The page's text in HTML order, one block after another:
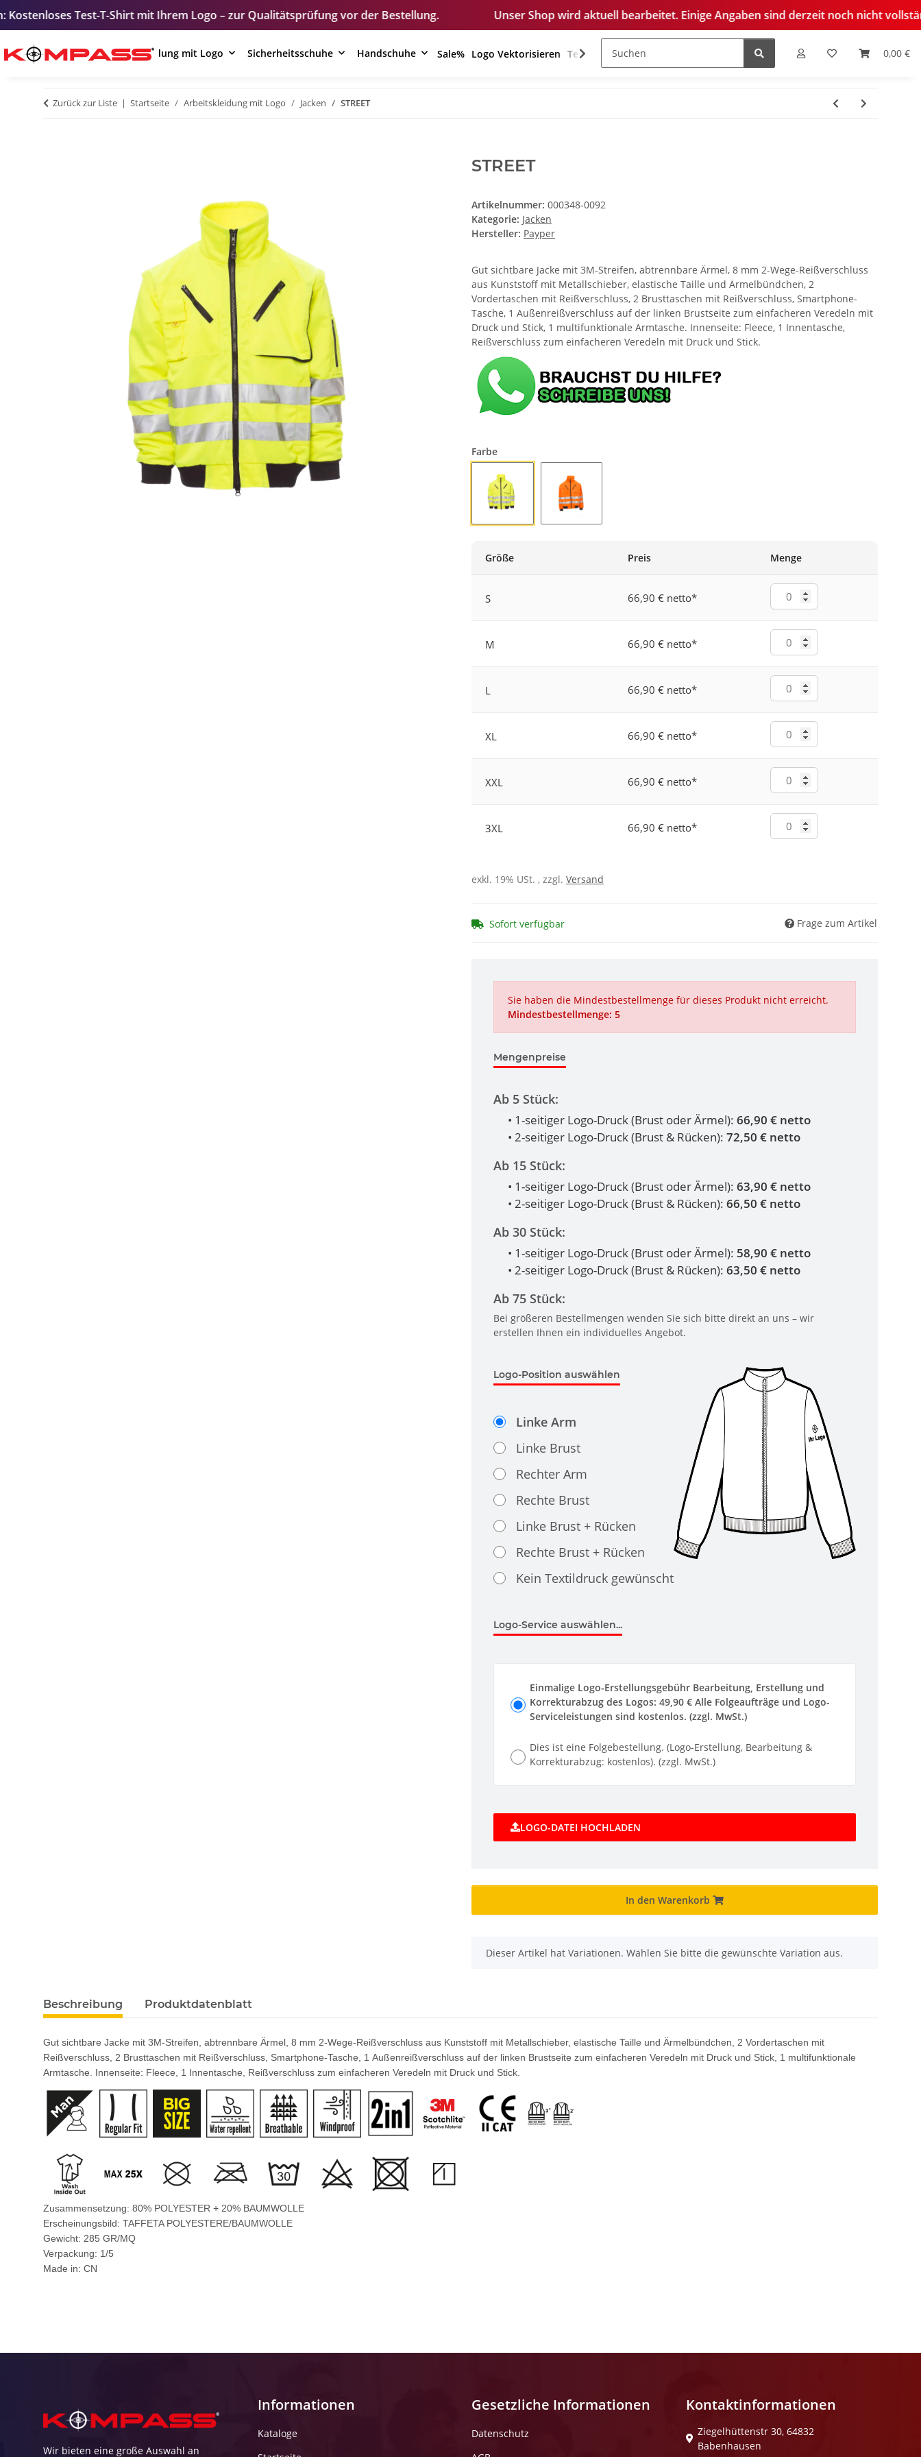
T-Shirt mit Ihrem Logo – zur Qualitätsprüfung vor der Bestellung. Unser Shop wird aktuell bearbeitet. Einige Angaben sind derzeit noch nicht vollständig oder
0,00 €
Arbeitskleidung mit Logo Sicherheitsschuhe Handschuhe Sale% Logo Vektorisieren Textilveredelung
Zurück zur Liste Startseite Arbeitskleidung mit Logo Jacken STREET
STREET
Artikelnummer: 000348-0092
Kategorie: Jacken
Hersteller: Payper
Gut sichtbare Jacke mit 3M-Streifen, abtrennbare Ärmel, 8 mm 2-Wege-Reißverschluss
aus Kunststoff mit Metallschieber, elastische Taille und Ärmelbündchen, 2
Vordertaschen mit Reißverschluss, 2 Brusttaschen mit Reißverschluss, Smartphone-
Tasche, 1 Außenreißverschluss auf der linken Brustseite zum einfacheren Veredeln mit
Druck und Stick, 1 multifunktionale Armtasche. Innenseite: Fleece, 1 Innentasche,
Reißverschluss zum einfacheren Veredeln mit Druck und Stick.
Farbe
FLUOGELB
Größe Preis Menge
S 66,90 € netto*
M 66,90 € netto*
L 66,90 € netto*
XL 66,90 € netto*
XXL 66,90 € netto*
3XL 66,90 € netto*
exkl. 19% USt. , zzgl. Versand
Sofort verfügbar Frage zum Artikel
Sie haben die Mindestbestellmenge für dieses Produkt nicht erreicht.
Mindestbestellmenge: 5
Mengenpreise
Ab 5 Stück:
• 1-seitiger Logo-Druck (Brust oder Ärmel): 66,90 € netto
• 2-seitiger Logo-Druck (Brust & Rücken): 72,50 € netto
Ab 15 Stück:
• 1-seitiger Logo-Druck (Brust oder Ärmel): 63,90 € netto
• 2-seitiger Logo-Druck (Brust & Rücken): 66,50 € netto
Ab 30 Stück:
• 1-seitiger Logo-Druck (Brust oder Ärmel): 58,90 € netto
• 2-seitiger Logo-Druck (Brust & Rücken): 63,50 € netto
Ab 75 Stück:
Bei größeren Bestellmengen wenden Sie sich bitte direkt an uns – wir
erstellen Ihnen ein individuelles Angebot.
Logo-Position auswählen
Linke Arm
Linke Brust
Rechter Arm
Rechte Brust
Linke Brust + Rücken
Rechte Brust + Rücken
Kein Textildruck gewünscht
Logo-Service auswählen...
Einmalige Logo-Erstellungsgebühr Bearbeitung, Erstellung und
Korrekturabzug des Logos: 49,90 € Alle Folgeaufträge und Logo-
Serviceleistungen sind kostenlos. (zzgl. MwSt.)
Dies ist eine Folgebestellung. (Logo-Erstellung, Bearbeitung &
Korrekturabzug: kostenlos). (zzgl. MwSt.)
LOGO-DATEI HOCHLADEN
In den Warenkorb
x
Dieser Artikel hat Variationen. Wählen Sie bitte die gewünschte Variation aus.
Beschreibung Produktdatenblatt
Gut sichtbare Jacke mit 3M-Streifen, abtrennbare Ärmel, 8 mm 2-Wege-Reißverschluss aus Kunststoff mit Metallschieber, elastische Taille und Ärmelbündchen, 2 Vordertaschen mit
Reißverschluss, 2 Brusttaschen mit Reißverschluss, Smartphone-Tasche, 1 Außenreißverschluss auf der linken Brustseite zum einfacheren Veredeln mit Druck und Stick, 1 multifunktionale
Armtasche. Innenseite: Fleece, 1 Innentasche, Reißverschluss zum einfacheren Veredeln mit Druck und Stick.
Zusammensetzung: 80% POLYESTER + 20% BAUMWOLLE
Erscheinungsbild: TAFFETA POLYESTERE/BAUMWOLLE
Gewicht: 285 GR/MQ
Verpackung: 1/5
Made in: CN
Wir bieten eine große Auswahl an
Informationen
Kataloge
Gesetzliche Informationen
Datenschutz
Kontaktinformationen
Ziegelhüttenstr 30, 64832
Babenhausen